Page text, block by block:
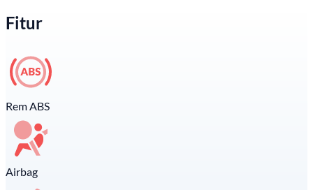
Fitur
Rem ABS
Airbag